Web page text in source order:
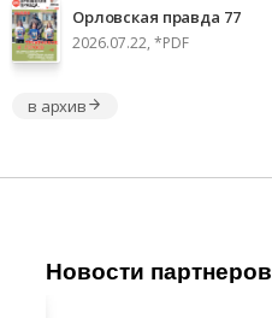
Орловская правда 77
2026.07.22, *PDF
в архив
Новости партнеров